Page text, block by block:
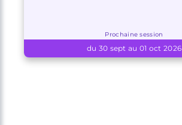
Prochaine session
du 30 sept au 01 oct 2026